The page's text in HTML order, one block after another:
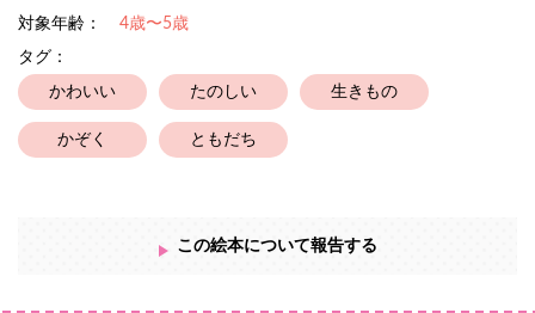
対象年齢：
4歳〜5歳
タグ：
かわいい たのしい 生きもの
かぞく ともだち
この絵本について報告する